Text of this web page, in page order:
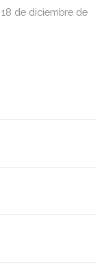
de diciembre de